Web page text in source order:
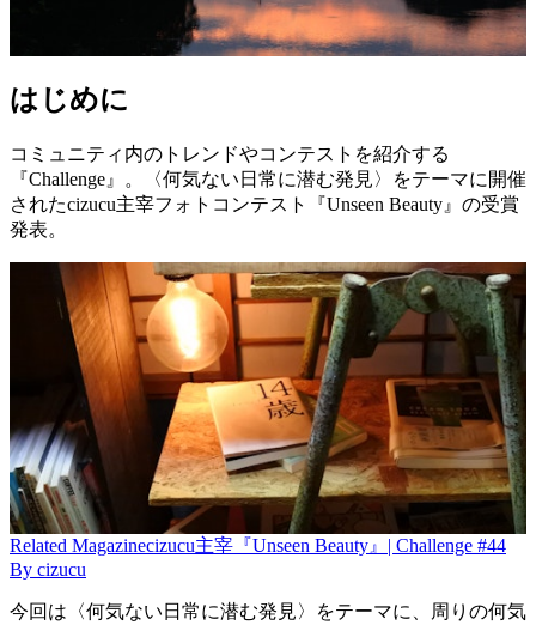
はじめに
コミュニティ内のトレンドやコンテストを紹介する
『Challenge』。〈何気ない日常に潜む発見〉をテーマに開催
されたcizucu主宰フォトコンテスト『Unseen Beauty』の受賞
発表。
Related Magazinecizucu主宰『Unseen Beauty』| Challenge #44
By cizucu
今回は〈何気ない日常に潜む発見〉をテーマに、周りの何気